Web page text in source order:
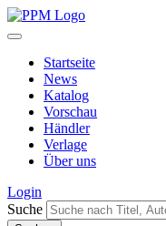
Startseite
News
Katalog
Vorschau
Händler
Verlage
Über uns
Login
Suche